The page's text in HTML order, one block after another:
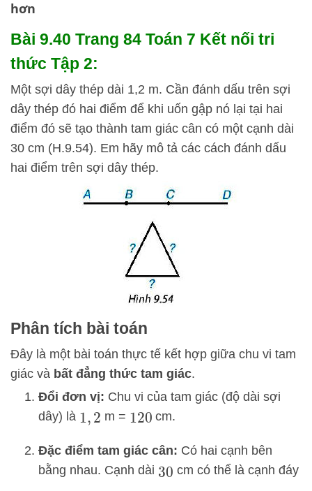
hơn
Bài 9.40 Trang 84 Toán 7 Kết nối tri
thức Tập 2:
Một sợi dây thép dài 1,2 m. Cần đánh dấu trên sợi
dây thép đó hai điểm để khi uốn gập nó lại tại hai
điểm đó sẽ tạo thành tam giác cân có một cạnh dài
30 cm (H.9.54). Em hãy mô tả các cách đánh dấu
hai điểm trên sợi dây thép.
Phân tích bài toán
Đây là một bài toán thực tế kết hợp giữa chu vi tam
giác và bất đẳng thức tam giác.
Đổi đơn vị: Chu vi của tam giác (độ dài sợi
dây) là 1, 2 m = 120 cm.
Đặc điểm tam giác cân: Có hai cạnh bên
bằng nhau. Cạnh dài 30 cm có thể là cạnh đáy